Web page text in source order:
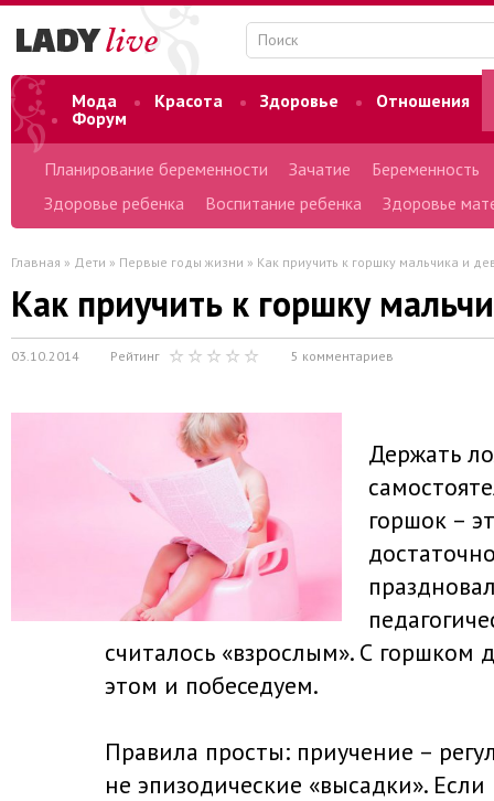
Мода Красота Здоровье
Отношения
Форум
Планирование беременности Зачатие
Беременность
Здоровье ребенка
Воспитание ребенка Здоровье
Главная » Дети » Первые годы жизни » Как приучить к горшку мальчика и
Как приучить к горшку
03.10.2014 Рейтинг 5 комментариев
Держать
горшок –
считалось «взрослым». С горшком
этом и побеседуем.
Правила просты: приучение –
не эпизодические «высадки».